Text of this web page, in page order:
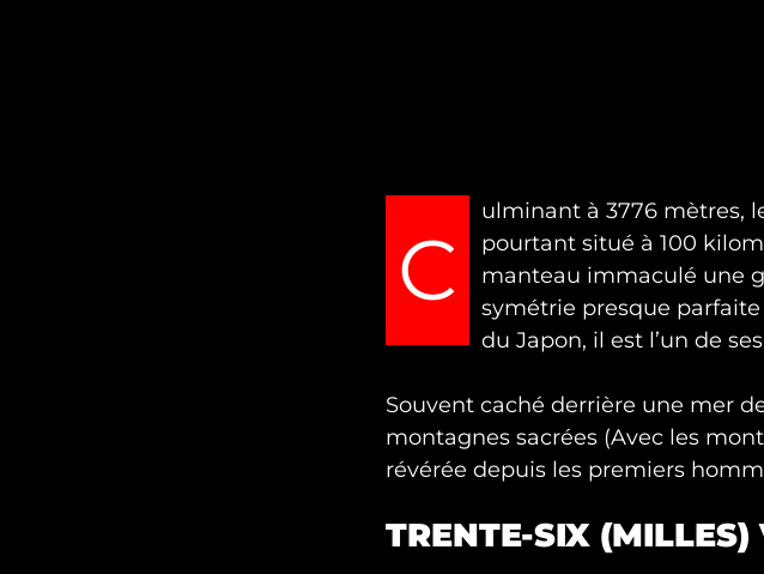
C
ulminant à 3776 mètres,
pourtant situé à 100
manteau immaculé une
symétrie presque
du Japon, il est l’un de
Souvent caché derrière une mer
montagnes sacrées (Avec les
révérée depuis les premiers
TRENTE-SIX